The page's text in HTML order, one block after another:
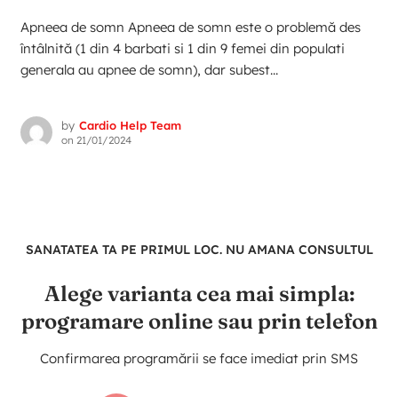
Apneea de somn Apneea de somn este o problemă des
întâlnită (1 din 4 barbati si 1 din 9 femei din populati
generala au apnee de somn), dar subest...
by Cardio Help Team
on 21/01/2024
SANATATEA TA PE PRIMUL LOC. NU AMANA CONSULTUL
Alege varianta cea mai simpla:
programare online sau prin telefon
Confirmarea programării se face imediat prin SMS